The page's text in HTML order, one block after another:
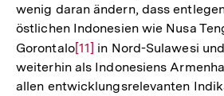
wenig daran ändern, dass
östlichen Indonesien wie Nusa
GorontaloZur
Auflösung
der
[11] in Nord-Sulawesi
weiterhin als Indonesiens
allen entwicklungsrelevanten